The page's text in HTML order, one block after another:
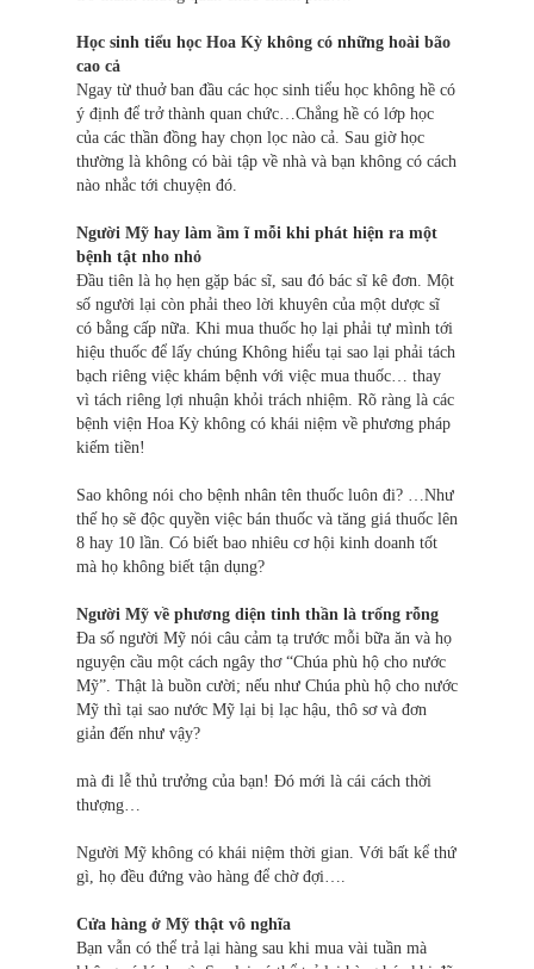
Học sinh tiểu học Hoa Kỳ không có những hoài bão
cao cả
Ngay từ thuở ban đầu các học sinh tiểu học không hề có
ý định để trở thành quan chức…Chẳng hề có lớp học
của các thần đồng hay chọn lọc nào cả. Sau giờ học
thường là không có bài tập về nhà và bạn không có cách
nào nhắc tới chuyện đó.
Người Mỹ hay làm ầm ĩ mỗi khi phát hiện ra một
bệnh tật nho nhỏ
Đầu tiên là họ hẹn gặp bác sĩ, sau đó bác sĩ kê đơn. Một
số người lại còn phải theo lời khuyên của một dược sĩ
có bằng cấp nữa. Khi mua thuốc họ lại phải tự mình tới
hiệu thuốc để lấy chúng Không hiểu tại sao lại phải tách
bạch riêng việc khám bệnh với việc mua thuốc… thay
vì tách riêng lợi nhuận khỏi trách nhiệm. Rõ ràng là các
bệnh viện Hoa Kỳ không có khái niệm về phương pháp
kiếm tiền!
Sao không nói cho bệnh nhân tên thuốc luôn đi? …Như
thế họ sẽ độc quyền việc bán thuốc và tăng giá thuốc lên
8 hay 10 lần. Có biết bao nhiêu cơ hội kinh doanh tốt
mà họ không biết tận dụng?
Người Mỹ về phương diện tinh thần là trống rỗng
Đa số người Mỹ nói câu cảm tạ trước mỗi bữa ăn và họ
nguyện cầu một cách ngây thơ “Chúa phù hộ cho nước
Mỹ”. Thật là buồn cười; nếu như Chúa phù hộ cho nước
Mỹ thì tại sao nước Mỹ lại bị lạc hậu, thô sơ và đơn
giản đến như vậy?
mà đi lễ thủ trưởng của bạn! Đó mới là cái cách thời
thượng…
Người Mỹ không có khái niệm thời gian. Với bất kể thứ
gì, họ đều đứng vào hàng để chờ đợi….
Cửa hàng ở Mỹ thật vô nghĩa
Bạn vẫn có thể trả lại hàng sau khi mua vài tuần mà